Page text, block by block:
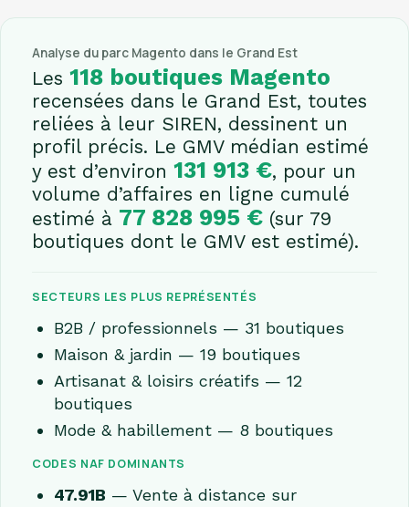
Analyse du parc Magento dans le Grand Est
Les118 boutiques Magento
recensées dans le Grand Est, toutes
reliées à leur SIREN, dessinent un
profil précis. Le GMV médian estimé
y est d’environ131 913 €, pour un
volume d’affaires en ligne cumulé
estimé à 77 828 995 € (sur 79
boutiques dont le GMV est estimé).
SECTEURS LES PLUS REPRÉSENTÉS
B2B / professionnels — 31 boutiques
Maison & jardin — 19 boutiques
Artisanat & loisirs créatifs — 12
boutiques
Mode & habillement — 8 boutiques
CODES NAF DOMINANTS
47.91B — Vente à distance sur